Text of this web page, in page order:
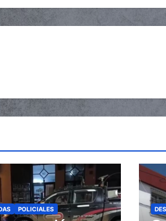
POLICIALES